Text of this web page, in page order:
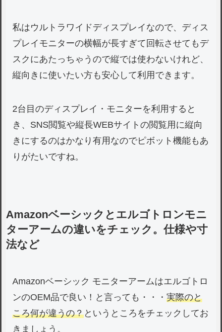
私はウルトラワイドディスプレイなので、ディス
プレイモニターの横幅が長すぎて回転させてもデ
スクにあたっちゃうので縦では使わないけれど、
縦向きに使いたい方も安心して利用できます。
2台目のディスプレイ・モニターを利用すると
き、SNS閲覧や縦長WEBサイトの閲覧用に縦向
きにするのはかなり有用なのでピボット機能もあ
りがたいですね。
Amazonベーシックとエルゴトロンモニ
ターアームの違いをチェック。仕様や寸
法など
Amazonベーシック モニターアームはエルゴトロ
ンのOEM品で良い！と言っても・・・実際のと
ころ何が違うの？というところをチェックしてお
きましょう。